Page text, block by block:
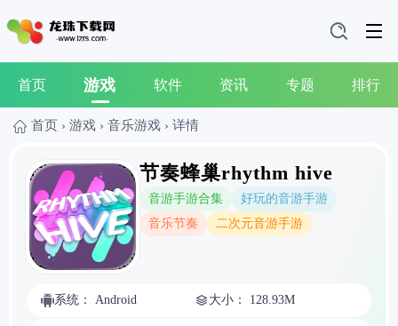
首页 游戏 软件 资讯 专题 排行
首页 › 游戏 › 音乐游戏 › 详情
节奏蜂巢rhythm hive
音游手游合集
好玩的音游手游
音乐节奏
二次元音游手游
系统： Android 大小： 128.93M